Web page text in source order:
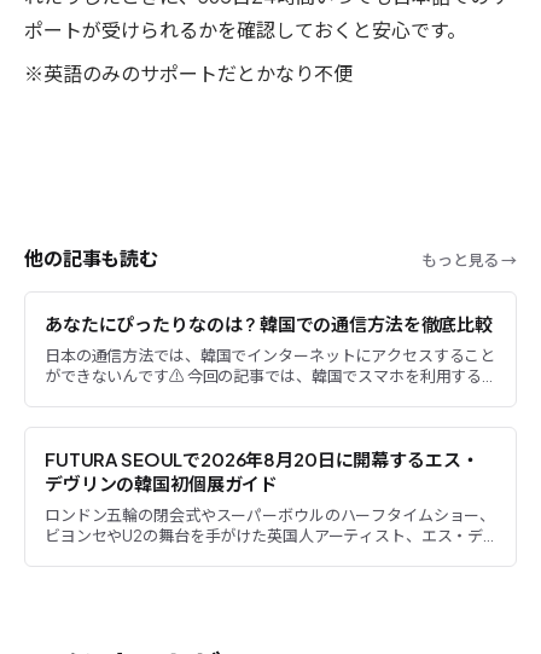
ポートが受けられるかを確認しておくと安心です。
※英語のみのサポートだとかなり不便
他の記事も読む もっと見る →
あなたにぴったりなのは ? 韓国での通信方法を徹底比較
日本の通信方法では、韓国でインターネットにアクセスすること
ができないんです⚠️ 今回の記事では、韓国でスマホを利用する
FUTURA SEOULで2026年8月20日に開幕するエス・
デヴリンの韓国初個展ガイド
ロンドン五輪の閉会式やスーパーボウルのハーフタイムショー、
ビヨンセやU2の舞台を手がけた英国人アーティスト、エス・デ